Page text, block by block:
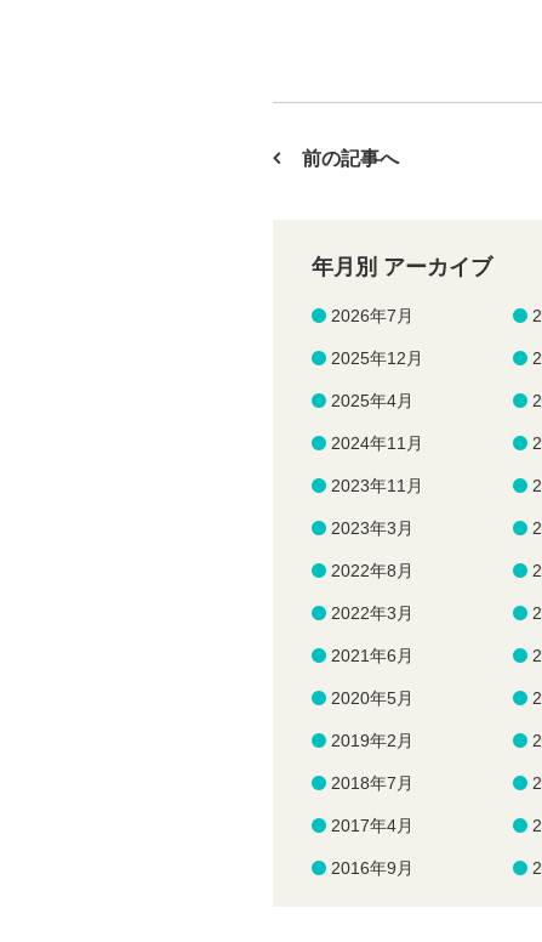
前の記事へ
年月別 アーカイブ
2026年7月
2025年12月
2025年4月
2024年11月
2023年11月
2023年3月
2022年8月
2022年3月
2021年6月
2020年5月
2019年2月
2018年7月
2017年4月
2016年9月